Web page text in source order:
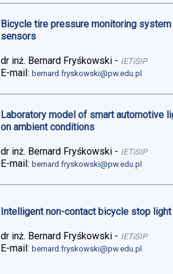
Bicycle tire pressure monitoring
sensors
dr inż. Bernard Fryśkowski - IETiSIP
E-mail:bernard.fryskowski@pw.edu.pl
Laboratory model of smart automotive
on ambient conditions
dr inż. Bernard Fryśkowski - IETiSIP
E-mail:bernard.fryskowski@pw.edu.pl
Intelligent non-contact bicycle stop light
dr inż. Bernard Fryśkowski - IETiSIP
E-mail:bernard.fryskowski@pw.edu.pl